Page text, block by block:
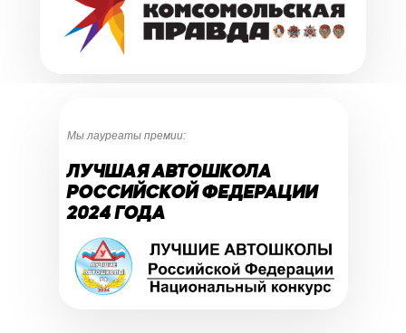
Мы лауреаты премии:
ЛУЧШАЯ АВТОШКОЛА
РОССИЙСКОЙ ФЕДЕРАЦИИ
2024 ГОДА